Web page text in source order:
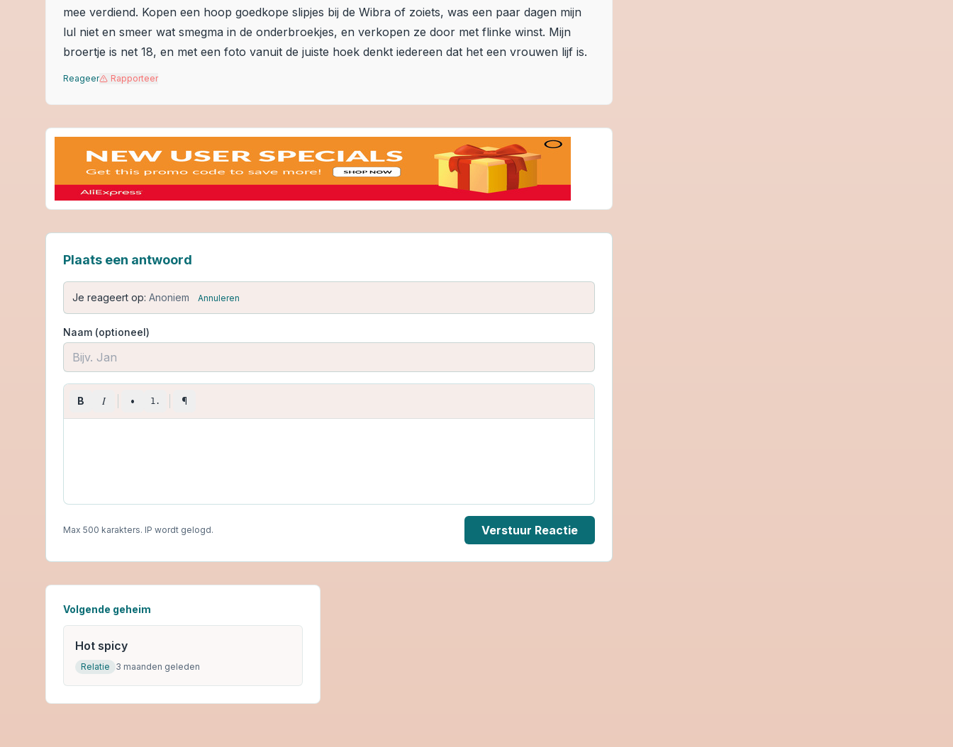
mee verdiend. Kopen een hoop goedkope slipjes bij de Wibra of zoiets, was een paar dagen mijn
lul niet en smeer wat smegma in de onderbroekjes, en verkopen ze door met flinke winst. Mijn
broertje is net 18, en met een foto vanuit de juiste hoek denkt iedereen dat het een vrouwen lijf is.
Reageer Rapporteer
Plaats een antwoord
Je reageert op: Anoniem Annuleren
Naam (optioneel)
B I • 1. ¶
Max 500 karakters. IP wordt gelogd. Verstuur Reactie
Volgende geheim
Hot spicy
Relatie 3 maanden geleden